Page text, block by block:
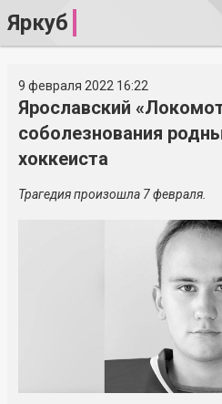
Яркуб
9 февраля 2022 16:22
Ярославский
соболезнования
хоккеиста
Трагедия произошла 7 февраля.